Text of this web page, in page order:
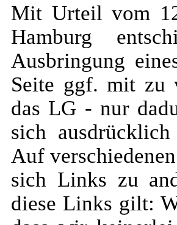
Mit Urteil vom
Hamburg
Ausbringung
Seite ggf. mit zu
das LG - nur
sich
Auf
sich Links zu
diese Links gilt: